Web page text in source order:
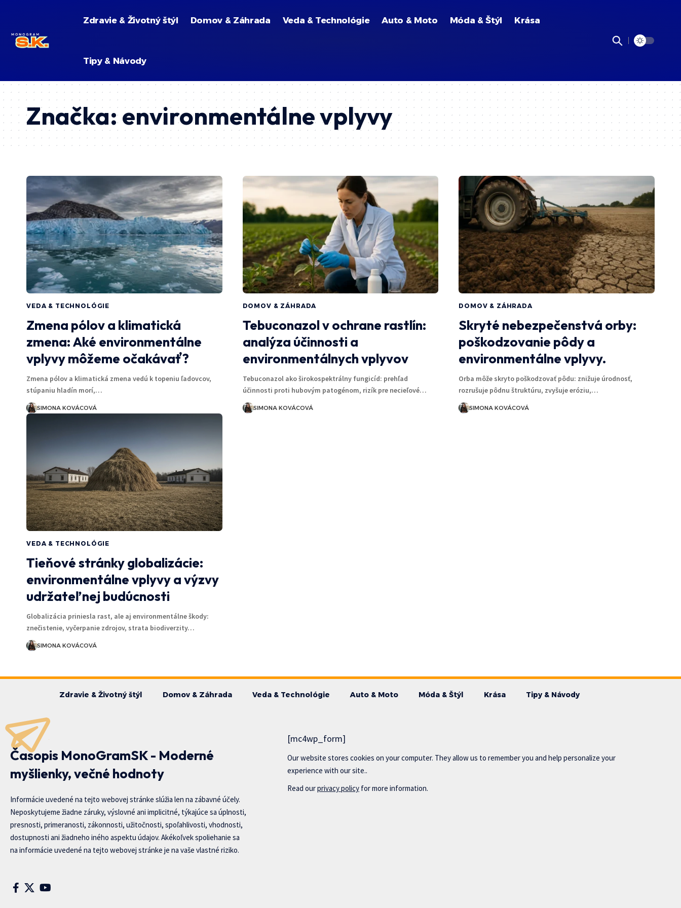
Zdravie & Životný štýl Domov & Záhrada Veda & Technológie Auto & Moto Móda & Štýl Krása
Tipy & Návody
Značka:environmentálne vplyvy
VEDA & TECHNOLÓGIE
Zmena pólov a klimatická
zmena: Aké environmentálne
vplyvy môžeme očakávať?
Zmena pólov a klimatická zmena vedú k topeniu ľadovcov,
stúpaniu hladín morí,…
SIMONA KOVÁCOVÁ
DOMOV & ZÁHRADA
Tebuconazol v ochrane rastlín:
analýza účinnosti a
environmentálnych vplyvov
Tebuconazol ako širokospektrálny fungicíd: prehľad
účinnosti proti hubovým patogénom, rizík pre necieľové…
SIMONA KOVÁCOVÁ
DOMOV & ZÁHRADA
Skryté nebezpečenstvá orby:
poškodzovanie pôdy a
environmentálne vplyvy.
Orba môže skryto poškodzovať pôdu: znižuje úrodnosť,
rozrušuje pôdnu štruktúru, zvyšuje eróziu,…
SIMONA KOVÁCOVÁ
VEDA & TECHNOLÓGIE
Tieňové stránky globalizácie:
environmentálne vplyvy a výzvy
udržateľnej budúcnosti
Globalizácia priniesla rast, ale aj environmentálne škody:
znečistenie, vyčerpanie zdrojov, strata biodiverzity…
SIMONA KOVÁCOVÁ
Zdravie & Životný štýl Domov & Záhrada Veda & Technológie Auto & Moto Móda & Štýl Krása Tipy & Návody
Časopis MonoGramSK - Moderné
myšlienky, večné hodnoty
Informácie uvedené na tejto webovej stránke slúžia len na zábavné účely.
Neposkytujeme žiadne záruky, výslovné ani implicitné, týkajúce sa úplnosti,
presnosti, primeranosti, zákonnosti, užitočnosti, spoľahlivosti, vhodnosti,
dostupnosti ani žiadneho iného aspektu údajov. Akékoľvek spoliehanie sa
na informácie uvedené na tejto webovej stránke je na vaše vlastné riziko.
[mc4wp_form]
Our website stores cookies on your computer. They allow us to remember you and help personalize your
experience with our site..
Read ourprivacy policy for more information.